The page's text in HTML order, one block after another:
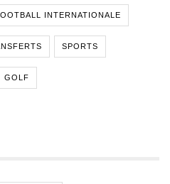
INTERNATIONALE
SPORTS
GOLF